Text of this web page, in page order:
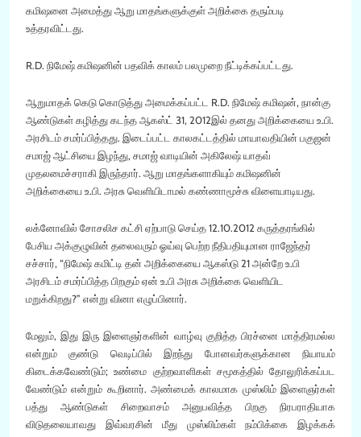
கமிஷனை அமைத்து ஆறு மாதங்களுக்குள் அறிக்கை தரும்படி
உத்தரவிட்டது.
R.D. நிமேஷ் கமிஷனின் பதவிக் காலம் பலமுறை நீட்டிக்கப்பட்டது.
ஆறுமாதக் கெடு கொடுத்து அமைக்கப்பட்ட R.D. நிமேஷ் கமிஷன், நான்கு
ஆண்டுகள் கழித்து கடந்த ஆகஸ்ட் 31, 2012இல் தனது அறிக்கையை உ.பி.
அரசிடம் சமர்ப்பித்தது. இடைப்பட்ட காலகட்டத்தில் மாயாவதியின் பகுஜன்
சமாஜ் ஆட்சியை இழந்து, சமாஜ் வாடியின் அகிலேஷ் யாதவ்
முதலமைச்சராகி இருந்தார். ஆறு மாதங்களாகியும் கமிஷனின்
அறிக்கையை உ.பி. அரசு வெளியிடாமல் கண்ணாமூச்சு விளையாடியது.
லக்னோவில் சோசலிச கட்சி ஏற்பாடு செய்த 12.10.2012 கருத்தரங்கில்
பேசிய அக்குழுவின் தலைவரும் ஓய்வு பெற்ற நீதிபதியுமான ராஜேந்தர்
சச்சார், “நிமேஷ் கமிட்டி தன் அறிக்கையை ஆகஸ்டு 21 அன்றே உ.பி
அரசிடம் சமர்ப்பித்த பிறகும் ஏன் உ.பி அரசு அறிக்கை வெளியிட
மறுக்கிறது?” என்று வினா எழுப்பினார்.
மேலும், இது இரு இளைஞர்களின் வாழ்வு குறித்த பிரச்னை மாத்திரமல்ல
என்றும் குண்டு வெடிப்பில் இறந்து போனவர்களுக்கான நியாயம்
கிடைக்கவேண்டும்; உண்மை குற்றவாளிகள் சமூகத்தில் தோலுரிக்கப்பட
வேண்டும் என்றும் கூறினார். அண்மைக் காலமாக முஸ்லிம் இளைஞர்கள்
பத்து ஆண்டுகள் சிறைவாசம் அனுபவித்த பிறகு நிரபராதியாக
விடுதலையாவது இவ்வரசின் மீது முஸ்லிம்கள் நம்பிக்கை இழக்கக்